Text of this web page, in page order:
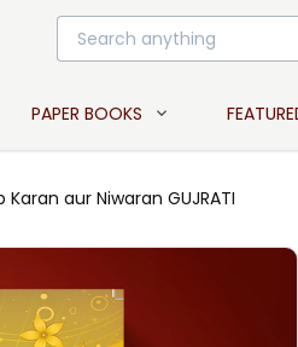
PAPER BOOKS
aur Niwaran GUJRATI